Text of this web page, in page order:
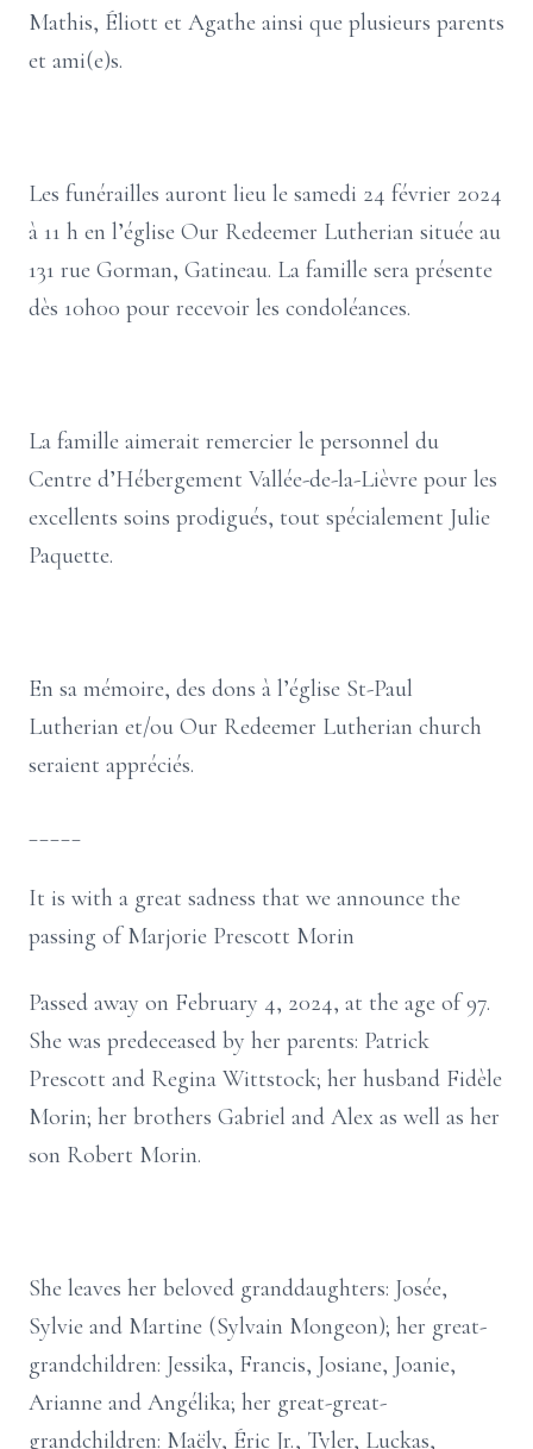
Mathis, Éliott et Agathe ainsi que plusieurs parents
et ami(e)s.
Les funérailles auront lieu le samedi 24 février 2024
à 11 h en l’église Our Redeemer Lutherian située au
131 rue Gorman, Gatineau. La famille sera présente
dès 10h00 pour recevoir les condoléances.
La famille aimerait remercier le personnel du
Centre d’Hébergement Vallée-de-la-Lièvre pour les
excellents soins prodigués, tout spécialement Julie
Paquette.
En sa mémoire, des dons à l’église St-Paul
Lutherian et/ou Our Redeemer Lutherian church
seraient appréciés.
It is with a great sadness that we announce the
passing of Marjorie Prescott Morin
Passed away on February 4, 2024, at the age of 97.
She was predeceased by her parents: Patrick
Prescott and Regina Wittstock; her husband Fidèle
Morin; her brothers Gabriel and Alex as well as her
son Robert Morin.
She leaves her beloved granddaughters: Josée,
Sylvie and Martine (Sylvain Mongeon); her great-
grandchildren: Jessika, Francis, Josiane, Joanie,
Arianne and Angélika; her great-great-
grandchildren: Maëly, Éric Jr., Tyler, Luckas,